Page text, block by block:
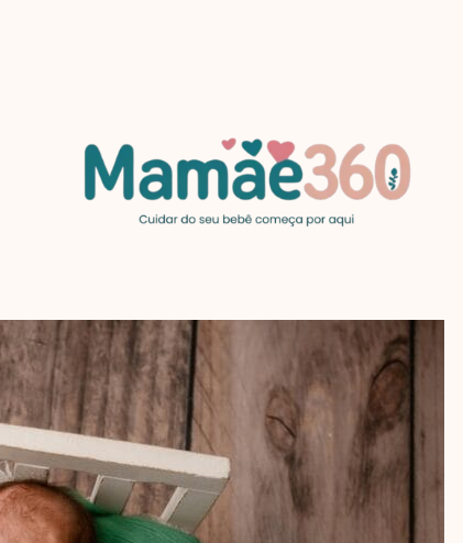
começa
por
aqui